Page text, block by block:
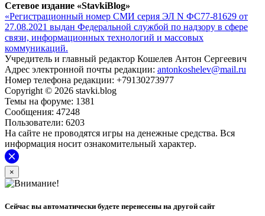
Сетевое издание «StavkiBlog»
«Регистрационный номер СМИ серия ЭЛ N ФС77-81629 от
27.08.2021 выдан Федеральной службой по надзору в сфере
связи, информационных технологий и массовых
коммуникаций.
Учредитель и главный редактор Кошелев Антон Сергеевич
Адрес электронной почты редакции: antonkoshelev@mail.ru
Номер телефона редакции: +79130273977
Copyright © 2026 stavki.blog
Темы на форуме: 1381
Сообщения: 47248
Пользователи: 6203
На сайте не проводятся игры на денежные средства. Вся
информация носит ознакомительный характер.
×
Сейчас вы автоматически будете перенесены на другой сайт